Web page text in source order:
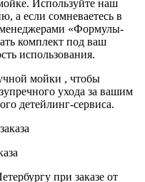
Используйте наш
а если сомневаетесь в
«Формулы-
комплект под ваш
использования.
мойки , чтобы
ухода за вашим
детейлинг-сервиса.